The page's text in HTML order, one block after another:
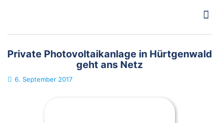
Private Photovoltaikanlage in Hürtgenwald
geht ans Netz
6. September 2017